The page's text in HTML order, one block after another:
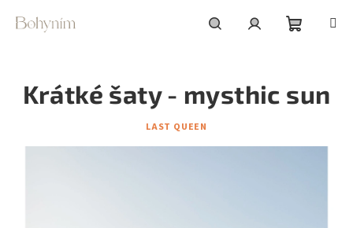
košík
Krátké šaty - mysthic sun
LAST QUEEN